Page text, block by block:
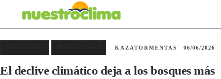
KAZATORMENTAS 06/06/2026
El declive climático deja a los bosques más